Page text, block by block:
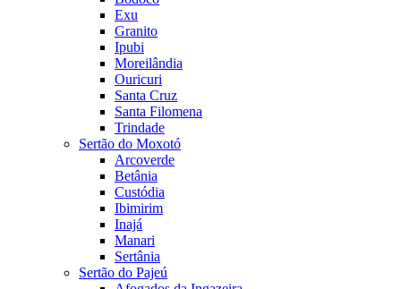
Exu
Granito
Ipubi
Moreilândia
Ouricuri
Santa Cruz
Santa Filomena
Trindade
Sertão do Moxotó
Arcoverde
Betânia
Custódia
Ibimirim
Inajá
Manari
Sertânia
Sertão do Pajeú